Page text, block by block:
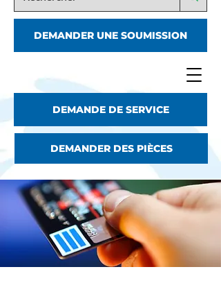
DEMANDER UNE SOUMISSION
DEMANDE DE SERVICE
DEMANDER DES PIÈCES